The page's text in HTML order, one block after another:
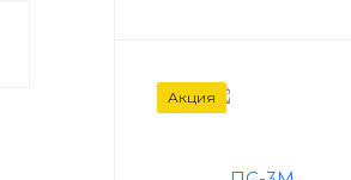
Акция